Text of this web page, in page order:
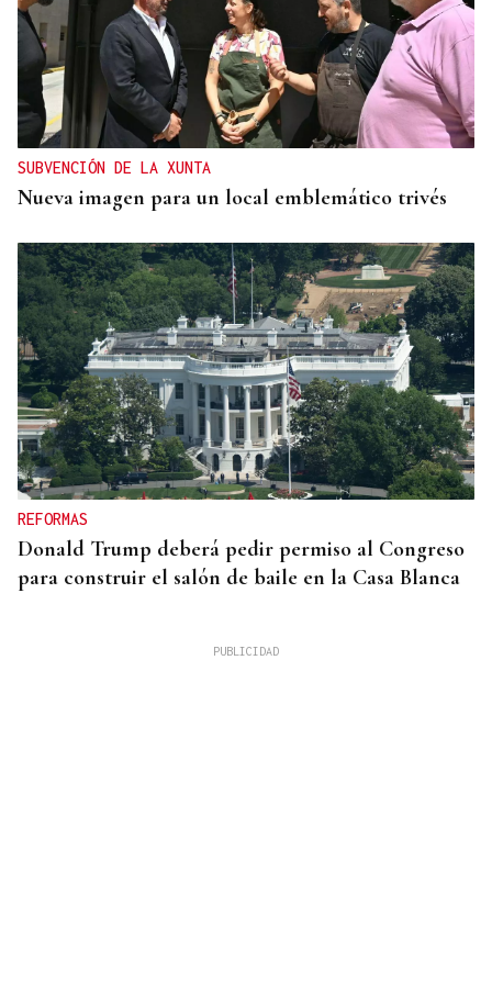
SUBVENCIÓN DE LA XUNTA
Nueva imagen para un local emblemático trivés
REFORMAS
Donald Trump deberá pedir permiso al Congreso
para construir el salón de baile en la Casa Blanca